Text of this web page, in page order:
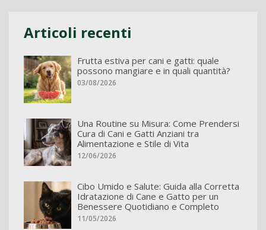
Articoli recenti
Frutta estiva per cani e gatti: quale
possono mangiare e in quali quantità?
03/08/2026
Una Routine su Misura: Come Prendersi
Cura di Cani e Gatti Anziani tra
Alimentazione e Stile di Vita
12/06/2026
Cibo Umido e Salute: Guida alla Corretta
Idratazione di Cane e Gatto per un
Benessere Quotidiano e Completo
11/05/2026